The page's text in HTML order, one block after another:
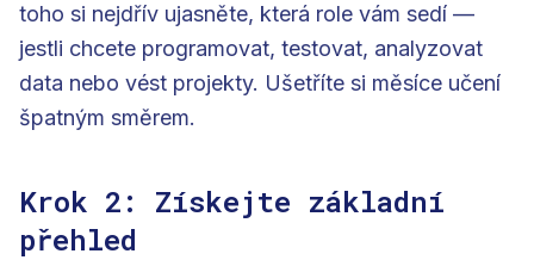
toho si nejdřív ujasněte, která role vám sedí —
jestli chcete programovat, testovat, analyzovat
data nebo vést projekty. Ušetříte si měsíce učení
špatným směrem.
Krok 2: Získejte základní
přehled